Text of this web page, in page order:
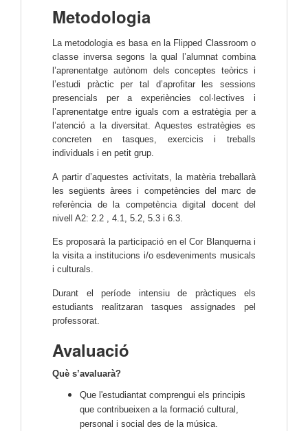
Metodologia
La metodologia es basa en la Flipped Classroom o
classe inversa segons la qual l’alumnat combina
l’aprenentatge autònom dels conceptes teòrics i
l’estudi pràctic per tal d’aprofitar les sessions
presencials per a experiències col·lectives i
l’aprenentatge entre iguals com a estratègia per a
l’atenció a la diversitat. Aquestes estratègies es
concreten en tasques, exercicis i treballs
individuals i en petit grup.
A partir d’aquestes activitats, la matèria treballarà
les següents àrees i competències del marc de
referència de la competència digital docent del
nivell A2: 2.2 , 4.1, 5.2, 5.3 i 6.3.
Es proposarà la participació en el Cor Blanquerna i
la visita a institucions i/o esdeveniments musicals
i culturals.
Durant el període intensiu de pràctiques els
estudiants realitzaran tasques assignades pel
professorat.
Avaluació
Què s’avaluarà?
Que l'estudiantat comprengui els principis
que contribueixen a la formació cultural,
personal i social des de la música.